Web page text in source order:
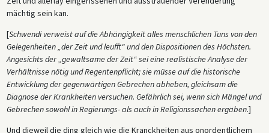
mächtig sein kan.
[Schwendi verweist auf die Abhängigkeit alles menschlichen Tuns von den
Gelegenheiten „der Zeit und leufft“ und den Dispositionen des Höchsten.
Angesichts der „gewaltsame der Zeit“ sei eine realistische Analyse der
Verhältnisse nötig und Regentenpflicht; sie müsse auf die historische
Entwicklung der gegenwärtigen Gebrechen abheben, gleichsam die
Diagnose der Krankheiten versuchen. Gefährlich sei, wenn sich Mängel und
Gebrechen sowohl in Regierungs- als auch in Religionssachen ergäben.]
Und dieweil die ding gleich wie die Kranckheiten aus onordentlichem